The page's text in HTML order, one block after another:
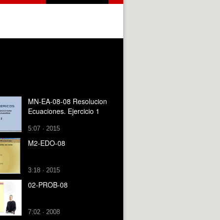
MN-EA-08-08 Resolucion
Ecuaciones. Ejercicio 1
5:07 · 2015
M2-EDO-08
3:18 · 2015
02-PROB-08
7:02 · 2008